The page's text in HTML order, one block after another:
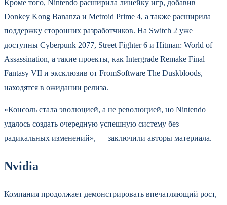
Кроме того, Nintendo расширила линейку игр, добавив
Donkey Kong Bananza и Metroid Prime 4, а также расширила
поддержку сторонних разработчиков. На Switch 2 уже
доступны Cyberpunk 2077, Street Fighter 6 и Hitman: World of
Assassination, а такие проекты, как Intergrade Remake Final
Fantasy VII и эксклюзив от FromSoftware The Duskbloods,
находятся в ожидании релиза.
«Консоль стала эволюцией, а не революцией, но Nintendo
удалось создать очередную успешную систему без
радикальных изменений», — заключили авторы материала.
Nvidia
Компания продолжает демонстрировать впечатляющий рост,